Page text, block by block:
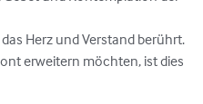
Herz und Verstand berührt.
erweitern möchten, ist dies